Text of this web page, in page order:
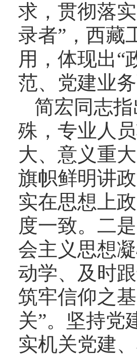
求，贯彻落
录者”，西藏
用，体现出“
范、党建业
简宏同志
殊， 专业人
大、意义重大
旗帜鲜明讲
实在思想上
度一致。 二
会主义思想
动学、及时
筑牢信仰之
关”。 坚持党
实机关党建